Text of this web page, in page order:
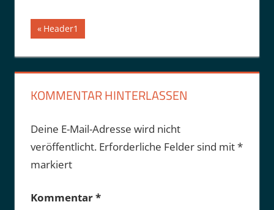
Beitragsnavigation
Vorheriger
Beitrag:
Header1
KOMMENTAR HINTERLASSEN
Deine E-Mail-Adresse wird nicht
veröffentlicht. Erforderliche Felder sind mit*
markiert
Kommentar*